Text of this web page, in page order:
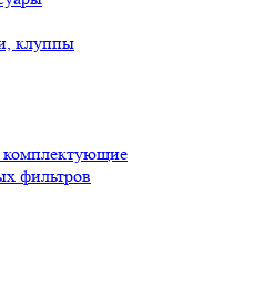
клуппы
фильтров